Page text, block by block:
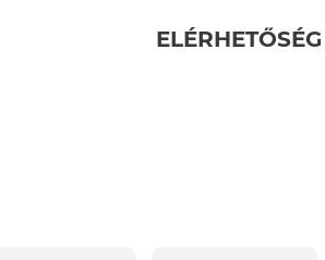
ELÉRHETŐSÉG